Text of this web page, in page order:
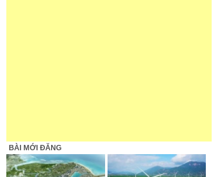
BÀI MỚI ĐĂNG